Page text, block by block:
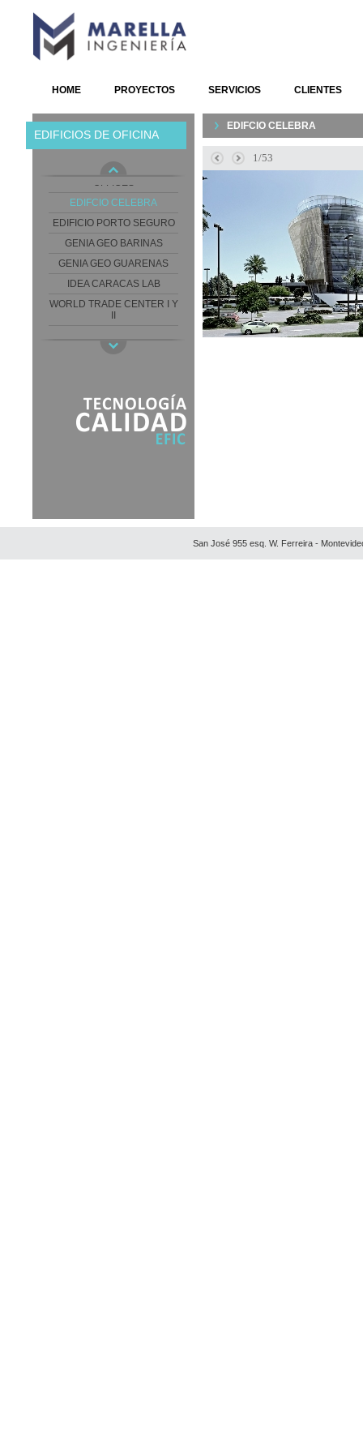
HOME PROYECTOS SERVICIOS CLIENTES
EDIFICIOS DE OFICINA
ART CARRASCO BUSINESS
ED. LAS AMERICAS
OFFICES
EDIFCIO CELEBRA
EDIFICIO PORTO SEGURO
GENIA GEO BARINAS
GENIA GEO GUARENAS
IDEA CARACAS LAB
WORLD TRADE CENTER I Y
EDIFCIO CELEBRA
2/53
San José 955 esq. W. Ferreira -